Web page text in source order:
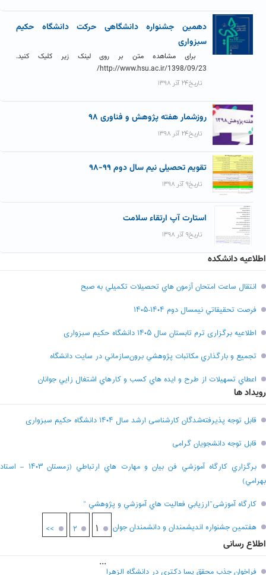
دهمین جشنواره دانشگاهی حرکت دانشگاه حکیم
سبزواری
برای مشاهده متن بر روی لینک زیر کلیک کنید.
http://www.hsu.ac.ir/1398/09/23/
تاریخ۲۴ آذر ۱۳۹۸
روزشمار هفته پژوهش و فناوری ۹۸
تاریخ۲۴ آذر ۱۳۹۸
تقویم تحصیلی نیم سال دوم ۹۹-۹۸
تاریخ۹ آذر ۱۳۹۸
استارت آپ ارتقاء سلامت
تاریخ۹ آذر ۱۳۹۸
اطلاعیه دانشکده
انتقال ساعت امتحان آزمون هاي تحصيلات تکميلي به صبح
فرصت تحقيقاتي نیمسال دوم ۱۴۰۴-۱۴۰۵
اطلاعیه برگزاری ترم تابستان سال ۱۴۰۵ دانشگاه حکیم سبزواری
تجميع و بارگذاري مکاتبات پژوهشي برون‌سازماني در سايت دانشگاه
اعطاي تسهيلات از طرح و ايده هاي کسب و کارهاي اشتغال زايي جوانان
رویداد ها
قابل توجه پذیرفته‌شدگان کارشناسی ارشد سال ۱۴۰۴ دانشگاه حکیم سبزواری
قابل توجه دانشجویان گرامی
برگزاري کارگاه آموزشي فن بيان و مهارت هاي ارتباطي (زمستان ۱۴۰۳ – استاد
بهرامي)
کارگاه آموزشی”ارزيابي فعاليت هاي آموزشي و پژوهشي “
هفتمين جشنواره انديشمندان و دانشمندان جوان
۱ ۲ >>
اطلاع رسانی
فراخوان جذب محقق پسا دکتری در دانشگاه الزهرا
...